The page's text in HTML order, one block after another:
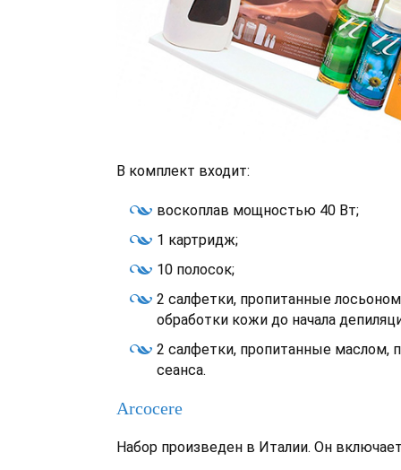
В комплект входит:
воскоплав мощностью 40 Вт;
1 картридж;
10 полосок;
2 салфетки, пропитанные
обработки кожи до начала
2 салфетки, пропитанные маслом,
сеанса.
Arcocere
Набор произведен в Италии. Он